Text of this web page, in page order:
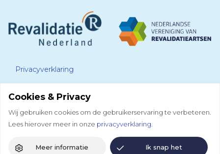
Cookies & Privacy
Wij gebruiken cookies om de gebruikerservaring te verbeteren.
Lees hierover meer in onze privacyverklaring.
Ik snap het
Meer informatie
Privacyverklaring
Disclaimer
Colofon